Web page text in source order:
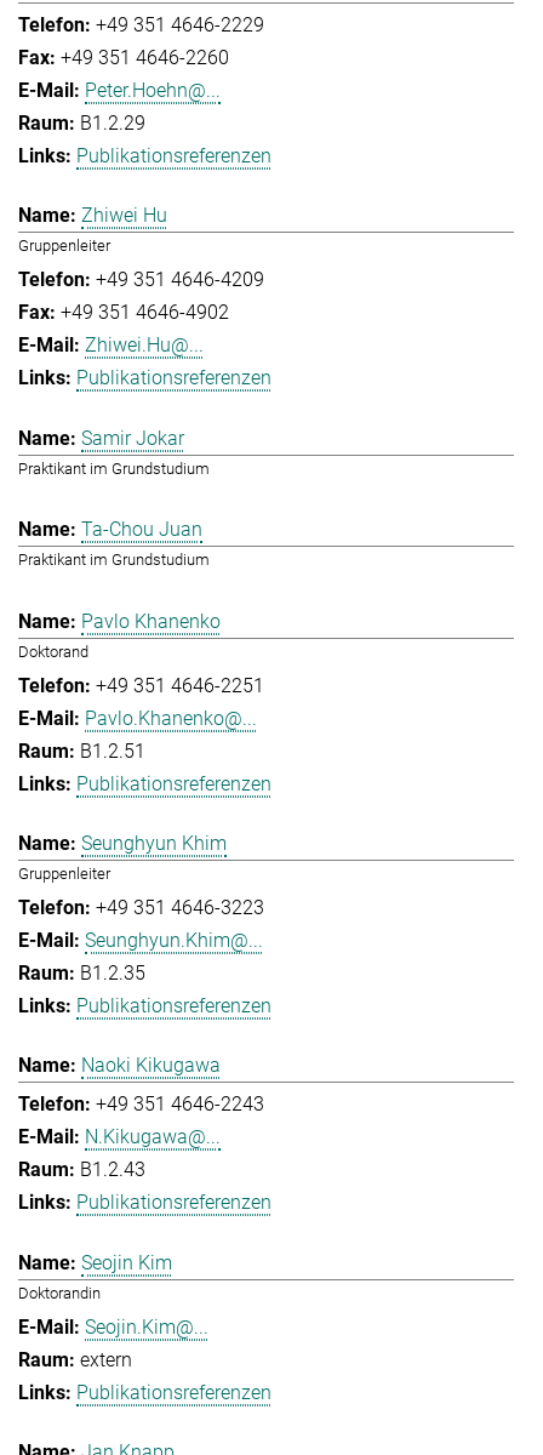
+49 351 4646-2229
+49 351 4646-2260
Peter.Hoehn@...
B1.2.29
Publikationsreferenzen
Zhiwei Hu
Gruppenleiter
+49 351 4646-4209
+49 351 4646-4902
Zhiwei.Hu@...
Publikationsreferenzen
Samir Jokar
Praktikant im Grundstudium
Ta-Chou Juan
Praktikant im Grundstudium
Pavlo Khanenko
Doktorand
+49 351 4646-2251
Pavlo.Khanenko@...
B1.2.51
Publikationsreferenzen
Seunghyun Khim
Gruppenleiter
+49 351 4646-3223
Seunghyun.Khim@...
B1.2.35
Publikationsreferenzen
Naoki Kikugawa
+49 351 4646-2243
N.Kikugawa@...
B1.2.43
Publikationsreferenzen
Seojin Kim
Doktorandin
Seojin.Kim@...
extern
Publikationsreferenzen